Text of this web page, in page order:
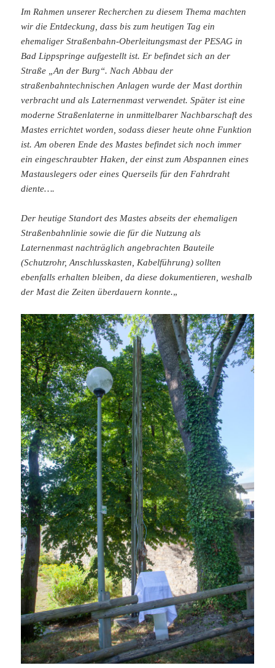
Im Rahmen unserer Recherchen zu diesem Thema machten
wir die Entdeckung, dass bis zum heutigen Tag ein
ehemaliger Straßenbahn-Oberleitungsmast der PESAG in
Bad Lippspringe aufgestellt ist. Er befindet sich an der
Straße „An der Burg“. Nach Abbau der
straßenbahntechnischen Anlagen wurde der Mast dorthin
verbracht und als Laternenmast verwendet. Später ist eine
moderne Straßenlaterne in unmittelbarer Nachbarschaft des
Mastes errichtet worden, sodass dieser heute ohne Funktion
ist. Am oberen Ende des Mastes befindet sich noch immer
ein eingeschraubter Haken, der einst zum Abspannen eines
Mastauslegers oder eines Querseils für den Fahrdraht
diente….
Der heutige Standort des Mastes abseits der ehemaligen
Straßenbahnlinie sowie die für die Nutzung als
Laternenmast nachträglich angebrachten Bauteile
(Schutzrohr, Anschlusskasten, Kabelführung) sollten
ebenfalls erhalten bleiben, da diese dokumentieren, weshalb
der Mast die Zeiten überdauern konnte.„